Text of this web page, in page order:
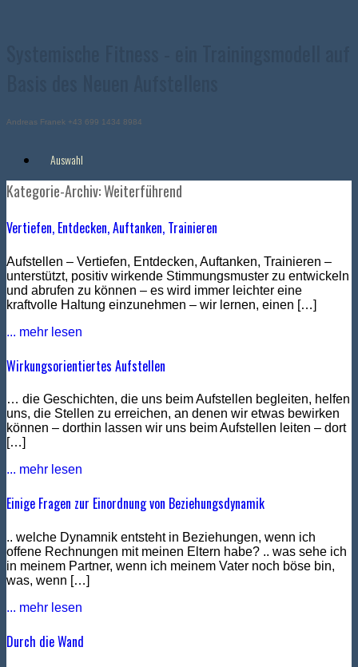
Andreas Franek +43 699 1434 8984
Auswahl
Kategorie-Archiv:Weiterführend
Vertiefen, Entdecken, Auftanken, Trainieren
Aufstellen – Vertiefen, Entdecken, Auftanken, Trainieren –
unterstützt, positiv wirkende Stimmungsmuster zu entwickeln
und abrufen zu können – es wird immer leichter eine
kraftvolle Haltung einzunehmen – wir lernen, einen […]
... mehr lesen
Wirkungsorientiertes Aufstellen
… die Geschichten, die uns beim Aufstellen begleiten, helfen
uns, die Stellen zu erreichen, an denen wir etwas bewirken
können – dorthin lassen wir uns beim Aufstellen leiten – dort
[…]
... mehr lesen
Einige Fragen zur Einordnung von Beziehungsdynamik
.. welche Dynamnik entsteht in Beziehungen, wenn ich
offene Rechnungen mit meinen Eltern habe? .. was sehe ich
in meinem Partner, wenn ich meinem Vater noch böse bin,
was, wenn […]
... mehr lesen
Durch die Wand